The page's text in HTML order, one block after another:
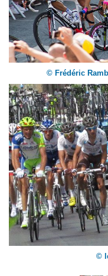
© Frédéric
©